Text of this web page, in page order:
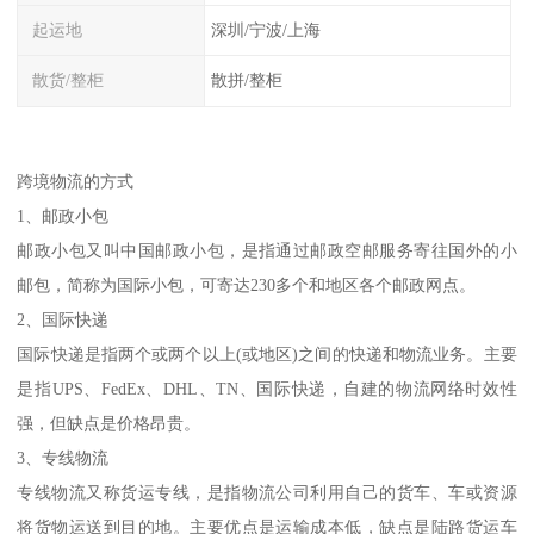
起运地 深圳/宁波/上海
散货/整柜 散拼/整柜
跨境物流的方式
1、邮政小包
邮政小包又叫中国邮政小包，是指通过邮政空邮服务寄往国外的小
邮包，简称为国际小包，可寄达230多个和地区各个邮政网点。
2、国际快递
国际快递是指两个或两个以上(或地区)之间的快递和物流业务。主要
是指UPS、FedEx、DHL、TN、国际快递，自建的物流网络时效性
强，但缺点是价格昂贵。
3、专线物流
专线物流又称货运专线，是指物流公司利用自己的货车、车或资源
将货物运送到目的地。主要优点是运输成本低，缺点是陆路货运车